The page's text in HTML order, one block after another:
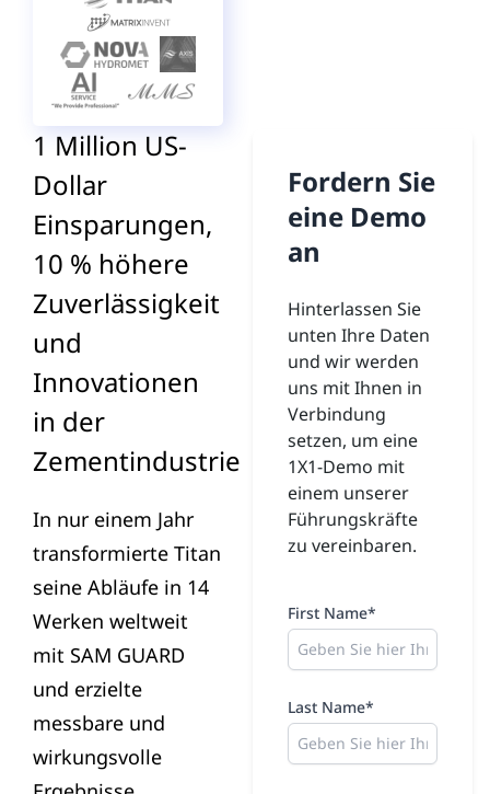
1 Million US-
Dollar
Einsparungen,
10 % höhere
Zuverlässigkeit
und
Innovationen
in der
Zementindustrie
In nur einem Jahr
transformierte Titan
seine Abläufe in 14
Werken weltweit
mit SAM GUARD
und erzielte
messbare und
wirkungsvolle
Fordern Sie
eine Demo
an
Hinterlassen Sie
unten Ihre Daten
und wir werden
uns mit Ihnen in
Verbindung
setzen, um eine
1X1-Demo mit
einem unserer
Führungskräfte
zu vereinbaren.
First Name*
Last Name*